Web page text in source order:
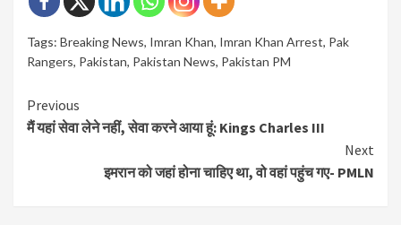
Tags: Breaking News, Imran Khan, Imran Khan Arrest, Pak
Rangers, Pakistan, Pakistan News, Pakistan PM
Continue
Reading
Previous
मैं यहां सेवा लेने नहीं, सेवा करने आया हूं: Kings Charles III
Next
इमरान को जहां होना चाहिए था, वो वहां पहुंच गए- PMLN